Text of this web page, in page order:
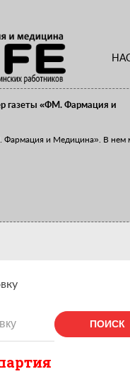
газеты «ФМ. Фармация и
и Медицина». В нем
ПОИСК